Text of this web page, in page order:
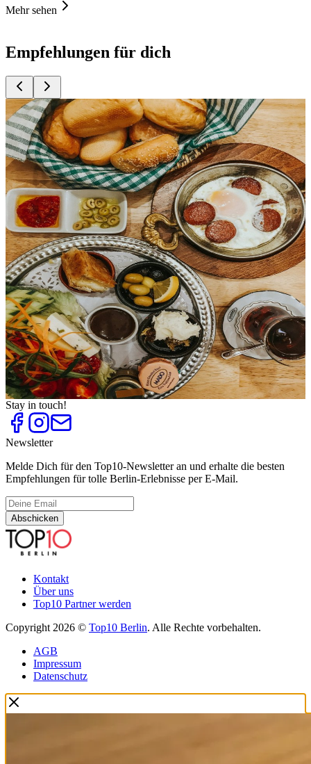
Mehr sehen
Empfehlungen für dich
Top10
Bagel
Top10
Besonderer Brunch
Top10
Brunch am Sonntag
Top10
Cafes für Kaffeeliebhaber
Top10
Cafes mit Sonnenschein
Top10
Frühstück im Café
Top10
Frühstück im Grünen
Top10
Kaffeeröstereien
Top10
Matcha und Matcha Tee
Top10
Szene-Frühstück
Top10
Teesalons und Teehäuser
Top10
Türkisches Frühstück
Stay in touch!
Newsletter
Melde Dich für den Top10-Newsletter an und erhalte die besten
Empfehlungen für tolle Berlin-Erlebnisse per E-Mail.
Abschicken
Kontakt
Über uns
Top10 Partner werden
Copyright 2026 © Top10 Berlin. Alle Rechte vorbehalten.
AGB
Impressum
Datenschutz